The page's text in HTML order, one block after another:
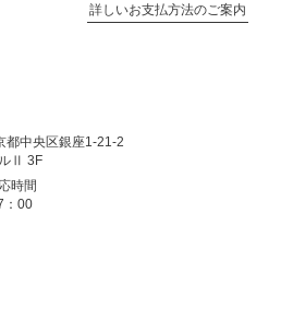
詳しいお支払方法のご案内
都中央区銀座1-21-2
Ⅱ 3F
時間
：00